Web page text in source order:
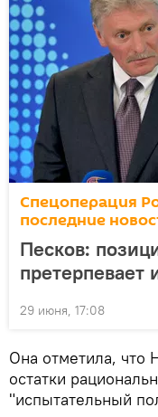
Спецоперация
последние
Песков:
претерпевает
29 июня, 17:08
Она отметила, что
остатки
"испытательный